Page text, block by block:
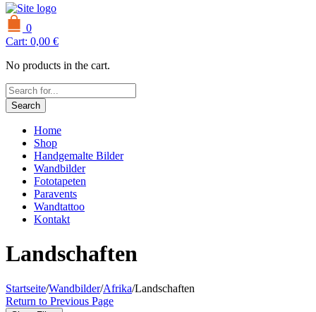
0
Cart: 0,00 €
No products in the cart.
Search
Home
Shop
Handgemalte Bilder
Wandbilder
Fototapeten
Paravents
Wandtattoo
Kontakt
Landschaften
Startseite/Wandbilder/Afrika/Landschaften
Return to Previous Page